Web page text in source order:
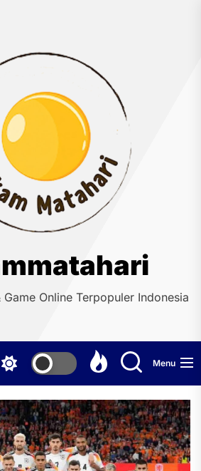
Online Terpopuler Indonesia
Menu